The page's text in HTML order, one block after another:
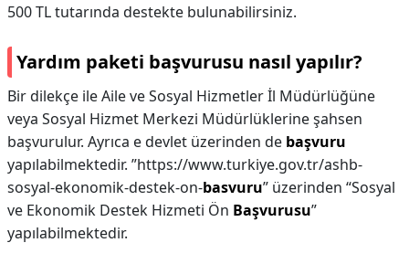
500 TL tutarında destekte bulunabilirsiniz.
Yardım paketi başvurusu nasıl yapılır?
Bir dilekçe ile Aile ve Sosyal Hizmetler İl Müdürlüğüne
veya Sosyal Hizmet Merkezi Müdürlüklerine şahsen
başvurulur. Ayrıca e devlet üzerinden de başvuru
yapılabilmektedir. ”https://www.turkiye.gov.tr/ashb-
sosyal-ekonomik-destek-on-basvuru” üzerinden “Sosyal
ve Ekonomik Destek Hizmeti Ön Başvurusu”
yapılabilmektedir.